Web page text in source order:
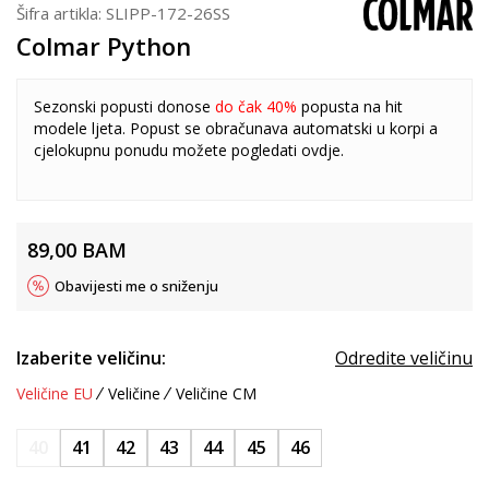
Šifra artikla: SLIPP-172-26SS
Colmar Python
Sezonski popusti donose do čak 40% popusta na hit
modele ljeta. Popust se obračunava automatski u korpi a
cjelokupnu ponudu možete pogledati ovdje.
89,00 BAM
Obavijesti me o sniženju
Izaberite veličinu: Odredite veličinu
Veličine EU Veličine Veličine CM
41 42 43 44 45 46